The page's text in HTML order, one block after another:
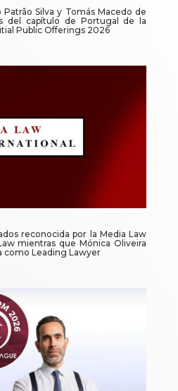
Silva y Tomás Macedo de
del capítulo de Portugal de la
Public Offerings 2026
reconocida por la Media Law
mientras que Mónica Oliveira
como Leading Lawyer